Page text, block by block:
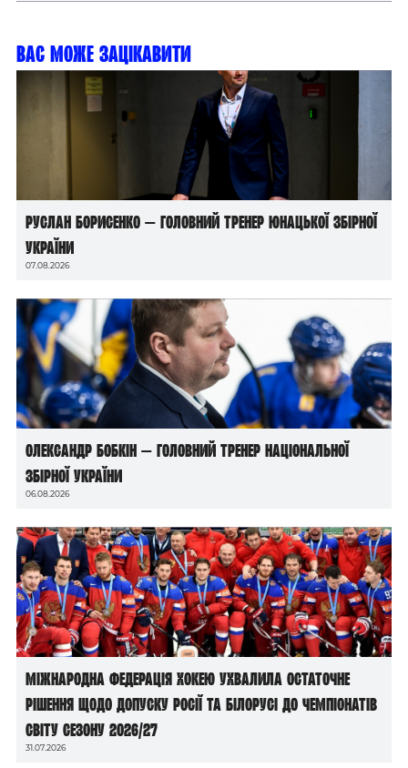
Вас може зацікавити
Руслан Борисенко — головний тренер юнацької збірної
України
07.08.2026
Олександр Бобкін — головний тренер національної
збірної України
06.08.2026
Міжнародна федерація хокею ухвалила остаточне
рішення щодо допуску росії та білорусі до чемпіонатів
світу сезону 2026/27
31.07.2026